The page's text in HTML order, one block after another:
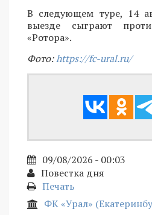
В следующем туре, 14
выезде сыграют
«Ротора».
Фото:https://fc-ural.ru/
09/08/2026 - 00:03
Повестка дня
Печать
ФК «Урал»